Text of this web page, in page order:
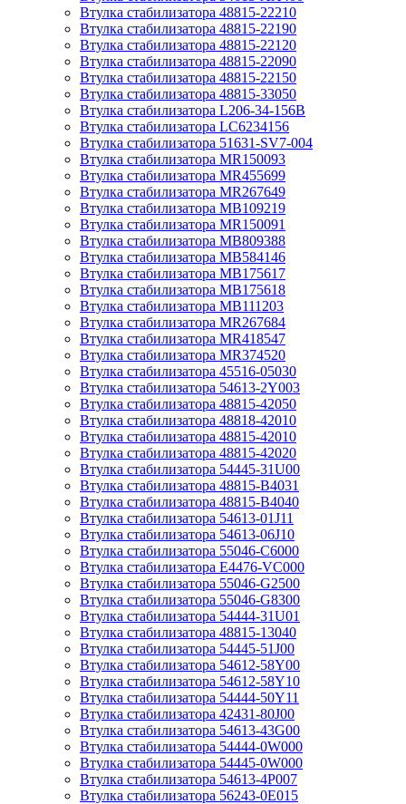
Втулка стабилизатора 48815-22210
Втулка стабилизатора 48815-22190
Втулка стабилизатора 48815-22120
Втулка стабилизатора 48815-22090
Втулка стабилизатора 48815-22150
Втулка стабилизатора 48815-33050
Втулка стабилизатора L206-34-156B
Втулка стабилизатора LC6234156
Втулка стабилизатора 51631-SV7-004
Втулка стабилизатора MR150093
Втулка стабилизатора MR455699
Втулка стабилизатора MR267649
Втулка стабилизатора MB109219
Втулка стабилизатора MR150091
Втулка стабилизатора MB809388
Втулка стабилизатора MB584146
Втулка стабилизатора MB175617
Втулка стабилизатора MB175618
Втулка стабилизатора MB111203
Втулка стабилизатора MR267684
Втулка стабилизатора MR418547
Втулка стабилизатора MR374520
Втулка стабилизатора 45516-05030
Втулка стабилизатора 54613-2Y003
Втулка стабилизатора 48815-42050
Втулка стабилизатора 48818-42010
Втулка стабилизатора 48815-42010
Втулка стабилизатора 48815-42020
Втулка стабилизатора 54445-31U00
Втулка стабилизатора 48815-B4031
Втулка стабилизатора 48815-B4040
Втулка стабилизатора 54613-01J11
Втулка стабилизатора 54613-06J10
Втулка стабилизатора 55046-C6000
Втулка стабилизатора E4476-VC000
Втулка стабилизатора 55046-G2500
Втулка стабилизатора 55046-G8300
Втулка стабилизатора 54444-31U01
Втулка стабилизатора 48815-13040
Втулка стабилизатора 54445-51J00
Втулка стабилизатора 54612-58Y00
Втулка стабилизатора 54612-58Y10
Втулка стабилизатора 54444-50Y11
Втулка стабилизатора 42431-80J00
Втулка стабилизатора 54613-43G00
Втулка стабилизатора 54444-0W000
Втулка стабилизатора 54445-0W000
Втулка стабилизатора 54613-4P007
Втулка стабилизатора 56243-0E015